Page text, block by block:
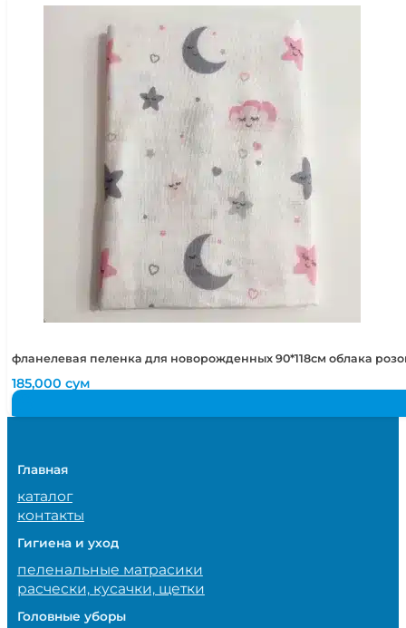
фланелевая пеленка для новорожденных 90*118см облака
185,000сум
Главная
каталог
контакты
Гигиена и уход
пеленальные матрасики
расчески, кусачки, щетки
Головные уборы